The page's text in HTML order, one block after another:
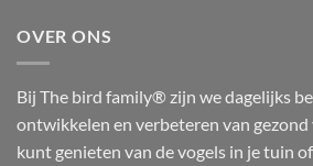
OVER ONS
Bij The bird family® zijn we dagelijks
ontwikkelen en verbeteren van gezond
kunt genieten van de vogels in je tuin